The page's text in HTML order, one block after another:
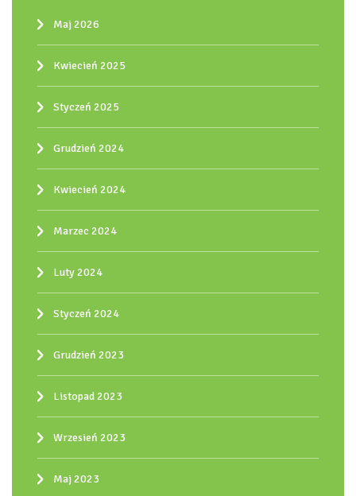
Maj 2026
Kwiecień 2025
Styczeń 2025
Grudzień 2024
Kwiecień 2024
Marzec 2024
Luty 2024
Styczeń 2024
Grudzień 2023
Listopad 2023
Wrzesień 2023
Maj 2023